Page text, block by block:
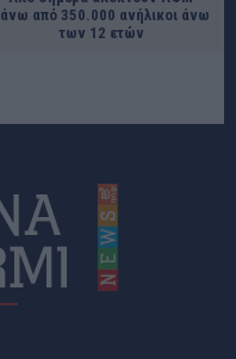
από 350.000 ανήλικοι άνω
των 12 ετών